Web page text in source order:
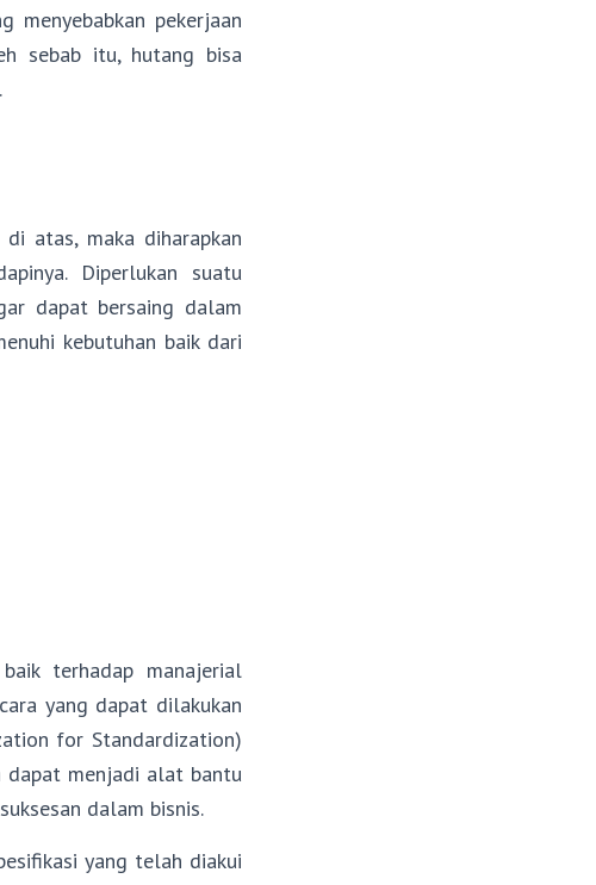
menyebabkan pekerjaan
sebab itu, hutang bisa
atas, maka diharapkan
Diperlukan suatu
dapat bersaing dalam
kebutuhan baik dari
terhadap manajerial
yang dapat dilakukan
for Standardization)
dapat menjadi alat bantu
dalam bisnis.
yang telah diakui